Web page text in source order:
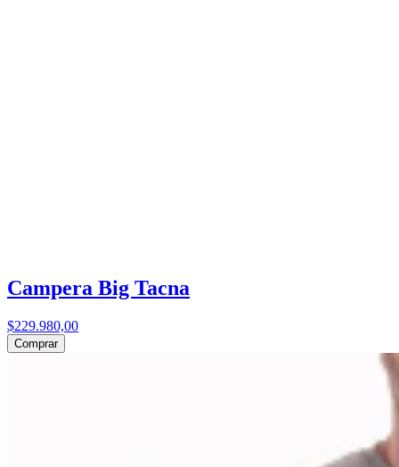
Campera Big Tacna
$229.980,00
Comprar